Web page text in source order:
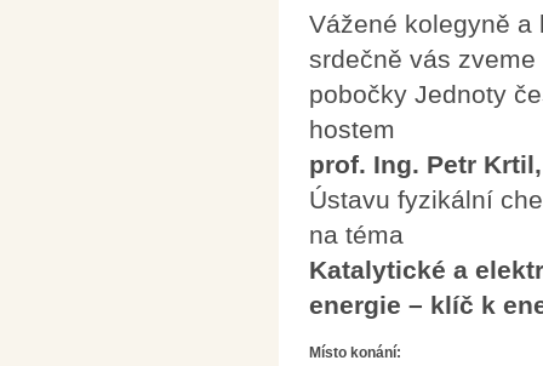
Vážené kolegyně a
srdečně vás
pobočky Jednoty
hostem
prof. Ing. Petr
Ústavu fyzikální
na téma
Katalytické a
energie – klíč k
Místo konání: